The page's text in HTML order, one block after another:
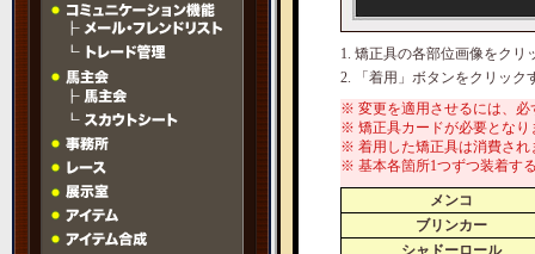
1. 矯正具の各部位画像をク
2. 「着用」ボタンをクリック
※ 変更を適用させるには、必
※ 矯正具カードが必要となり
※ 着用した矯正具は消費され
※ 基本各箇所1つずつ装着す
メンコ
ブリンカー
シャドーロール